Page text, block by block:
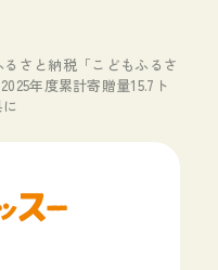
るさと納税「こどもふるさ
年度累計寄贈量15.7ト